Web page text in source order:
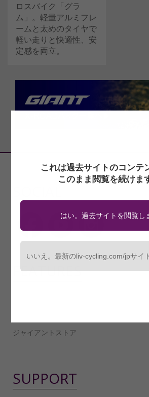
ロスバイク「グラ
ム」。軽量アルミフレ
ームと太めのタイヤで
軽い走りと快適性、安
定感を両立。
FEATURES
ジャイアントストア
SUPPORT
これは過去サイトのコンテ
このまま閲覧を続けま
はい。過去サイトを閲覧し
いいえ。最新のliv-cycling.com/jpサイ